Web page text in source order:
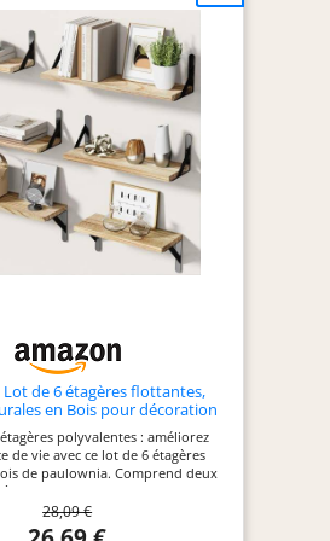
Lot de 6 étagères flottantes,
en Bois pour décoration
Murale rustiques de Style
Chambre à Coucher, étagères
pour Salle de Bain pour
polyvalentes : améliorez
de vie avec ce lot de 6 étagères
de paulownia. Comprend deux
(41,9 cm P x 11,9 cm L), deux
cm P x 11,9 cm L) et deux petites
cm L) pour un arrangement flexible
28,09 €